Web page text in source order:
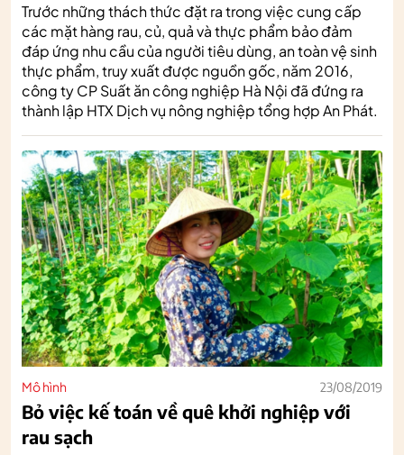
Trước những thách thức đặt ra trong việc cung cấp
các mặt hàng rau, củ, quả và thực phẩm bảo đảm
đáp ứng nhu cầu của người tiêu dùng, an toàn vệ sinh
thực phẩm, truy xuất được nguồn gốc, năm 2016,
công ty CP Suất ăn công nghiệp Hà Nội đã đứng ra
thành lập HTX Dịch vụ nông nghiệp tổng hợp An Phát.
Mô hình 23/08/2019
Bỏ việc kế toán về quê khởi nghiệp với
rau sạch